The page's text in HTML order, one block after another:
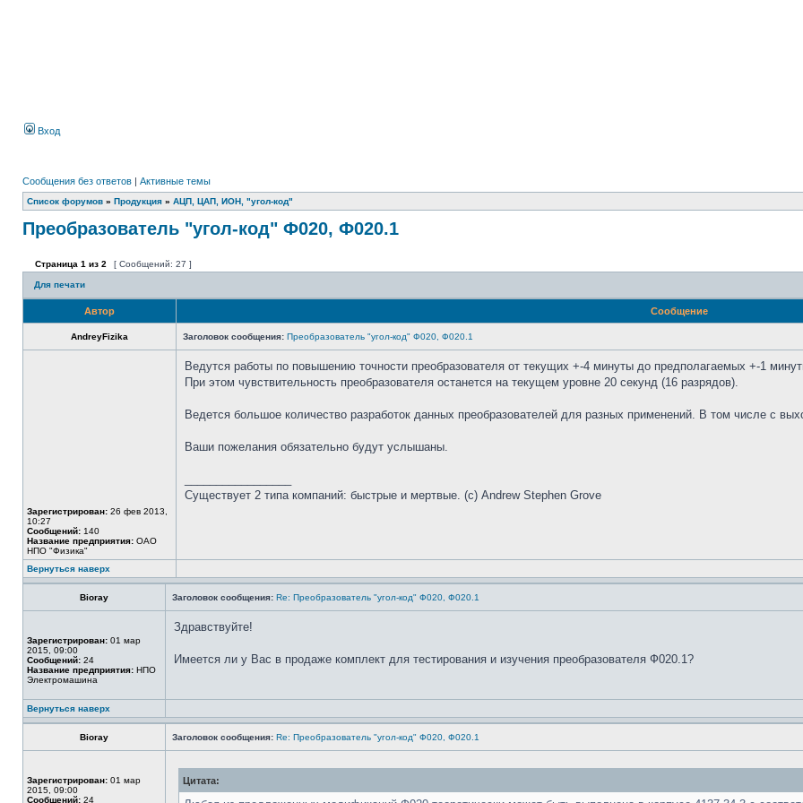
Вход
Сообщения без ответов | Активные темы
Список форумов » Продукция » АЦП, ЦАП, ИОН, "угол-код"
Преобразователь "угол-код" Ф020, Ф020.1
Страница 1 из 2 [ Сообщений: 27 ]
Для печати
Автор Сообщение
AndreyFizika Заголовок сообщения: Преобразователь "угол-код" Ф020, Ф020.1
Зарегистрирован: 26 фев 2013,
10:27
Сообщений: 140
Название предприятия: ОАО
НПО "Физика"
Ведутся работы по повышению точности преобразователя от текущих +-4 минуты до предполагаемых +-1
При этом чувствительность преобразователя останется на текущем уровне 20 секунд (16 разрядов).
Ведется большое количество разработок данных преобразователей для разных применений. В том числе с
Ваши пожелания обязательно будут услышаны.
Существует 2 типа компаний: быстрые и мертвые. (с) Andrew Stephen Grove
Вернуться наверх
Bioray Заголовок сообщения: Re: Преобразователь "угол-код" Ф020, Ф020.1
Зарегистрирован: 01 мар
2015, 09:00
Сообщений: 24
Название предприятия: НПО
Электромашина
Здравствуйте!
Имеется ли у Вас в продаже комплект для тестирования и изучения преобразователя Ф020.1?
Вернуться наверх
Bioray Заголовок сообщения: Re: Преобразователь "угол-код" Ф020, Ф020.1
Зарегистрирован: 01 мар
2015, 09:00
Сообщений: 24
Цитата: